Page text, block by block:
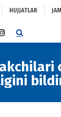
HUJJATLAR
INSTAGRAM
IN
NEW
WINDOW